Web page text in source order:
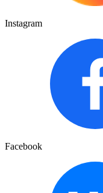
Instagram
Facebook